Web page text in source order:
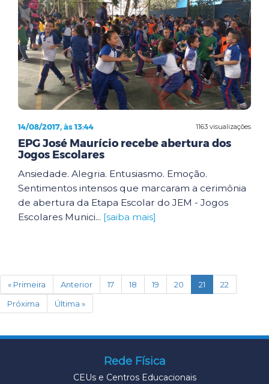
1163 visualizações
14/08/2017, às 13:44
EPG José Maurício recebe abertura dos
Jogos Escolares
Ansiedade. Alegria. Entusiasmo. Emoção.
Sentimentos intensos que marcaram a cerimônia
de abertura da Etapa Escolar do JEM - Jogos
Escolares Munici... [saiba mais]
« Primeira Anterior 17 18 19 20 21 (current)
22
Próxima
Última »
Rede Física
CEUs e Centros Educacionais